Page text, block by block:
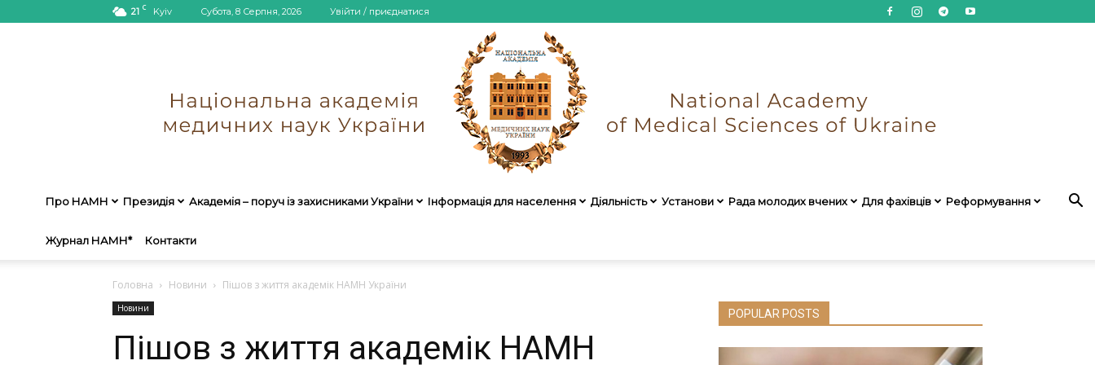
21 C Kyiv Субота, 8 Серпня, 2026 Увійти / приєднатися
України
Про НАМН Президія Академія – поруч із захисниками України Інформація для населення Діяльність Установи Рада молодих вчених Для фахівців Реформування
Журнал НАМН* Контакти
Головна Новини Пішов з життя академік НАМН України
Новини
Пішов з життя академік НАМН
POPULAR POSTS